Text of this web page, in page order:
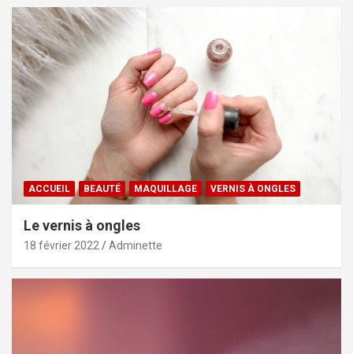
ACCUEIL BEAUTÉ MAQUILLAGE VERNIS À ONGLES
Le vernis à ongles
18 février 2022 Adminette